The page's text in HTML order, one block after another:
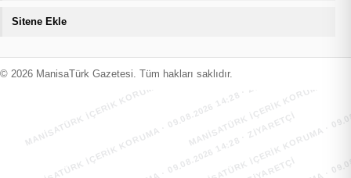
Sitene Ekle
© 2026 ManisaTürk Gazetesi. Tüm hakları saklıdır.
MANİSATÜRK İÇERİK KORUMA · 09.08.2026 14:28 · ZIYARETÇI
MANİSATÜRK İÇERİK KORUMA
MANİSATÜRK İÇERİK KORUMA · 09.08.2026 14:28 · ZIYARETÇI
MANİSATÜRK İÇERİK KORUMA